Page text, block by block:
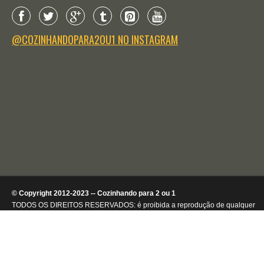
@COZINHANDOPARA2OU1 NO INSTAGRAM
© Copyright 2012-2023 -- Cozinhando para 2 ou 1
TODOS OS DIREITOS RESERVADOS: é proibida a reprodução de qualquer